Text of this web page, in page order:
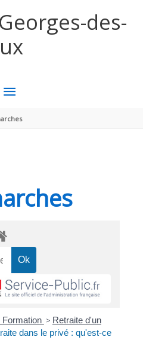
des-
MENU
PRINCIPAL
Formation > Retraite d'un
dans le privé : qu'est-ce